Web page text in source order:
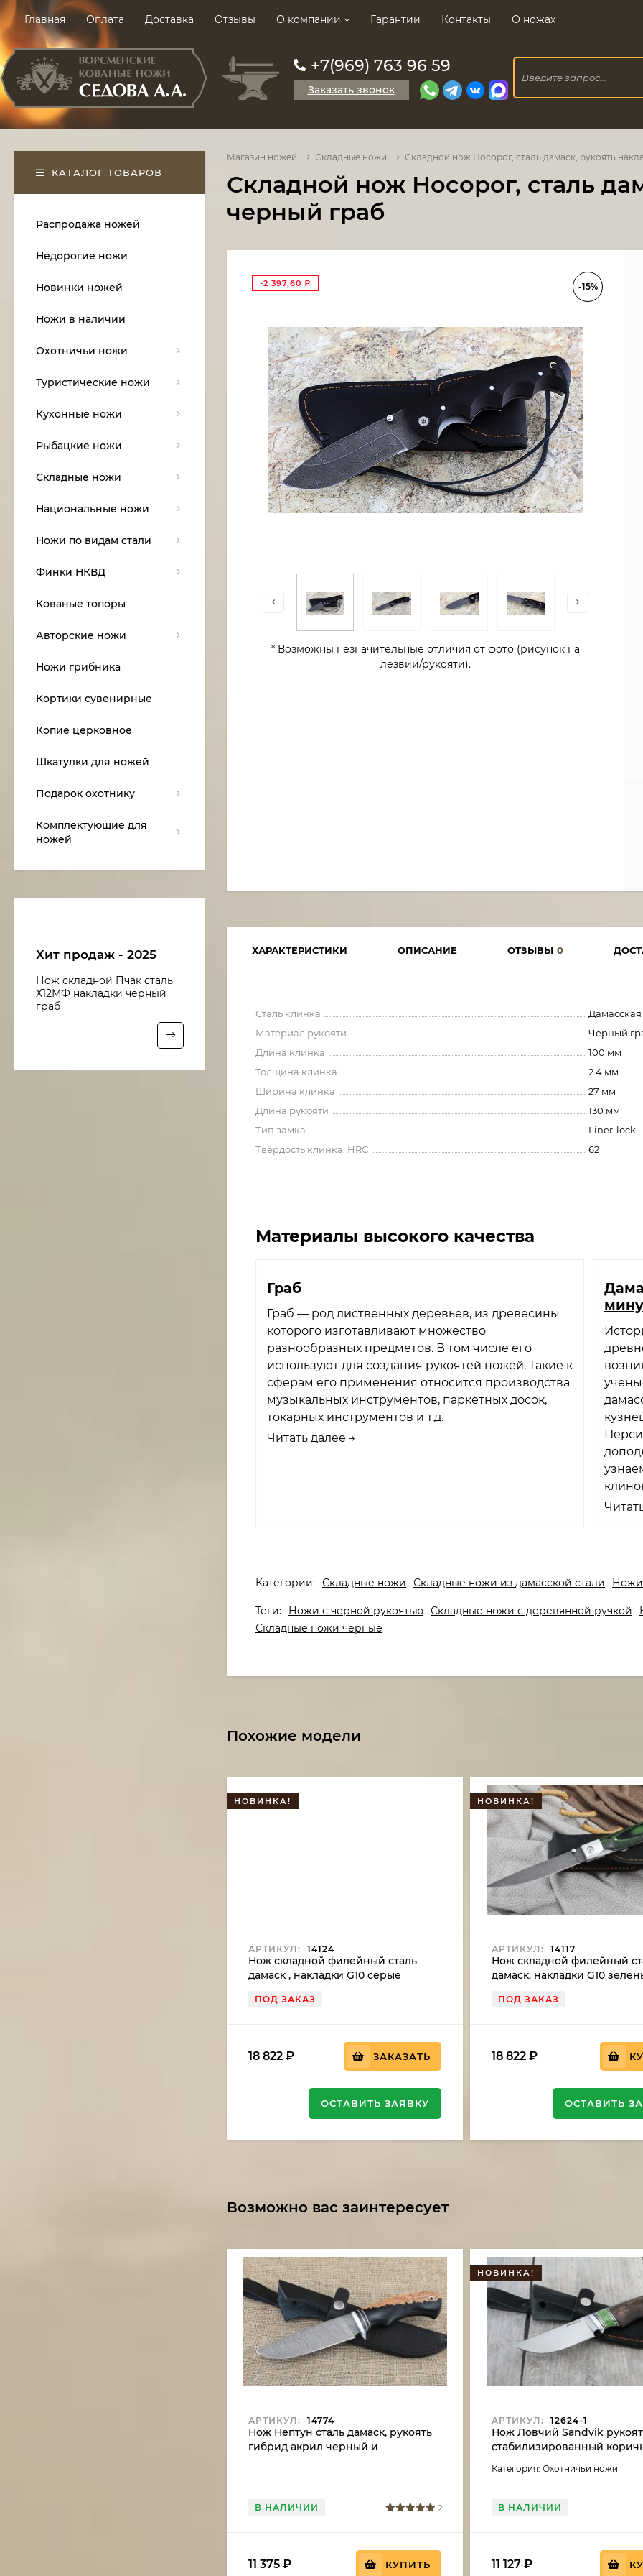
Главная Оплата Доставка Отзывы О компании Гарантии Контакты О ножах
+7(969) 763 96 59
Заказать звонок
Магазин ножей Складные ножи Складной нож Носорог, сталь дамаск, рукоять
Складной нож Носорог, сталь
черный граб
-15%
-2 397,60 ₽
* Возможны незначительные отличия от фото (рисунок на
лезвии/рукояти).
ХАРАКТЕРИСТИКИ ОПИСАНИЕ ОТЗЫВЫ 0
Сталь клинка
Дамасская
Материал рукояти
Черный
Длина клинка
100 мм
Толщина клинка
2.4 мм
Ширина клинка
27 мм
Длина рукояти
130 мм
Тип замка
Liner-lock
Твёрдость клинка, HRC
62
Материалы высокого качества
Граб
Граб — род лиственных деревьев, из древесины
которого изготавливают множество
разнообразных предметов. В том числе его
используют для создания рукоятей ножей. Такие к
сферам его применения относится производства
музыкальных инструментов, паркетных досок,
токарных инструментов и т.д.
Читать далее →
Категории: Складные ножи Складные ножи из дамасской стали Ножи
Теги: Ножи с черной рукоятью Складные ножи с деревянной ручкой
Складные ножи черные
Похожие модели
НОВИНКА!
АРТИКУЛ: 14124
Нож складной филейный сталь
дамаск , накладки G10 серые
ПОД ЗАКАЗ
18 822 ₽ ЗАКАЗАТЬ
ОСТАВИТЬ ЗАЯВКУ
НОВИНКА!
АРТИКУЛ: 14117
Нож складной филейный
дамаск, накладки G10
ПОД ЗАКАЗ
18 822₽
ОСТАВИТЬ
Возможно вас заинтересует
АРТИКУЛ: 14774
Нож Нептун сталь дамаск, рукоять
гибрид акрил черный и
В НАЛИЧИИ 2
11 375 ₽ КУПИТЬ
НОВИНКА!
АРТИКУЛ: 12624-1
Нож Ловчий Sandvik
стабилизированный
Категория: Охотничьи ножи
В НАЛИЧИИ
11 127₽
КАТАЛОГ ТОВАРОВ
Распродажа ножей
Недорогие ножи
Новинки ножей
Ножи в наличии
Охотничьи ножи
Туристические ножи
Кухонные ножи
Рыбацкие ножи
Складные ножи
Национальные ножи
Ножи по видам стали
Финки НКВД
Кованые топоры
Авторские ножи
Ножи грибника
Кортики сувенирные
Копие церковное
Шкатулки для ножей
Подарок охотнику
Комплектующие для
ножей
Хит продаж - 2025
Нож складной Пчак сталь
Х12МФ накладки черный
граб